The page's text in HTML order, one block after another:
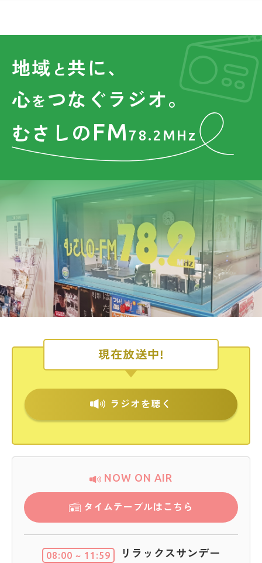
地域 と 共に、
心を つなぐラジオ。
むさしの FM 78.2MHz
現在放送中!
ラジオを聴く
NOW ON AIR
タイムテーブルはこちら
08:00 ~ 11:59 リラックスサンデー